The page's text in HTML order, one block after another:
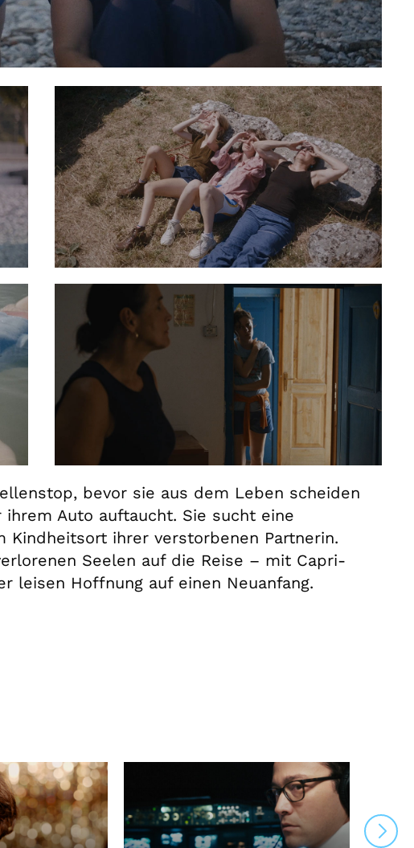
bevor sie aus dem Leben scheiden
Auto auftaucht. Sie sucht eine
Kindheitsort ihrer verstorbenen Partnerin.
Seelen auf die Reise – mit Capri-
leisen Hoffnung auf einen Neuanfang.